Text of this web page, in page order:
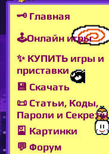
🗝 Главная
🕹Онлайн игры
✨ КУПИТЬ игры и
приставки
💾 Скачать
📜 Статьи, Коды,
Пароли и Секреты
🎴 Картинки
💬 Форум